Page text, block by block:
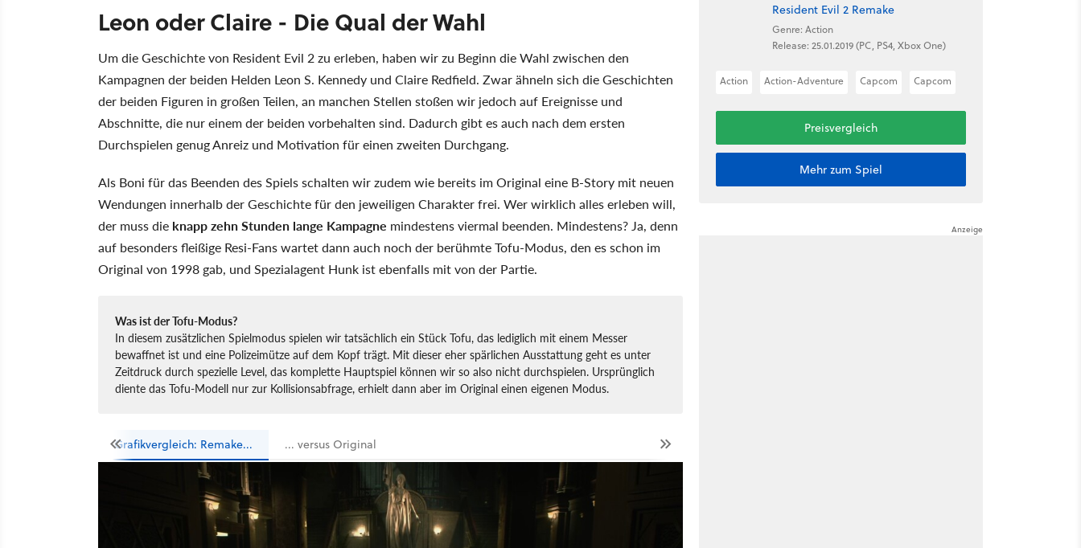
Leon oder Claire - Die Qual der Wahl
Um die Geschichte von Resident Evil 2 zu erleben, haben wir zu Beginn die Wahl zwischen den
Kampagnen der beiden Helden Leon S. Kennedy und Claire Redfield. Zwar ähneln sich die Geschichten
der beiden Figuren in großen Teilen, an manchen Stellen stoßen wir jedoch auf Ereignisse und
Abschnitte, die nur einem der beiden vorbehalten sind. Dadurch gibt es auch nach dem ersten
Durchspielen genug Anreiz und Motivation für einen zweiten Durchgang.
Als Boni für das Beenden des Spiels schalten wir zudem wie bereits im Original eine B-Story mit neuen
Wendungen innerhalb der Geschichte für den jeweiligen Charakter frei. Wer wirklich alles erleben will,
der muss die knapp zehn Stunden lange Kampagne mindestens viermal beenden. Mindestens? Ja, denn
auf besonders fleißige Resi-Fans wartet dann auch noch der berühmte Tofu-Modus, den es schon im
Original von 1998 gab, und Spezialagent Hunk ist ebenfalls mit von der Partie.
Was ist der Tofu-Modus?
In diesem zusätzlichen Spielmodus spielen wir tatsächlich ein Stück Tofu, das lediglich mit einem Messer
bewaffnet ist und eine Polizeimütze auf dem Kopf trägt. Mit dieser eher spärlichen Ausstattung geht es unter
Zeitdruck durch spezielle Level, das komplette Hauptspiel können wir so also nicht durchspielen. Ursprünglich
diente das Tofu-Modell nur zur Kollisionsabfrage, erhielt dann aber im Original einen eigenen Modus.
Grafikvergleich: Remake... ... versus Original
Resident Evil 2 Remake
Genre: Action
Release: 25.01.2019 (PC, PS4, Xbox One)
Action Action-Adventure Capcom Capcom
Preisvergleich
Mehr zum Spiel